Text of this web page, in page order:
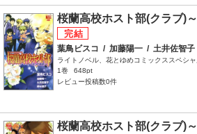
桜蘭高校ホスト部(クラブ)
葉鳥ビスコ / 加藤陽一 / 土井佐智子
ライトノベル、花とゆめコミックススペシ
1巻
648pt
レビュー投稿数0件
桜蘭高校ホスト部(クラブ)